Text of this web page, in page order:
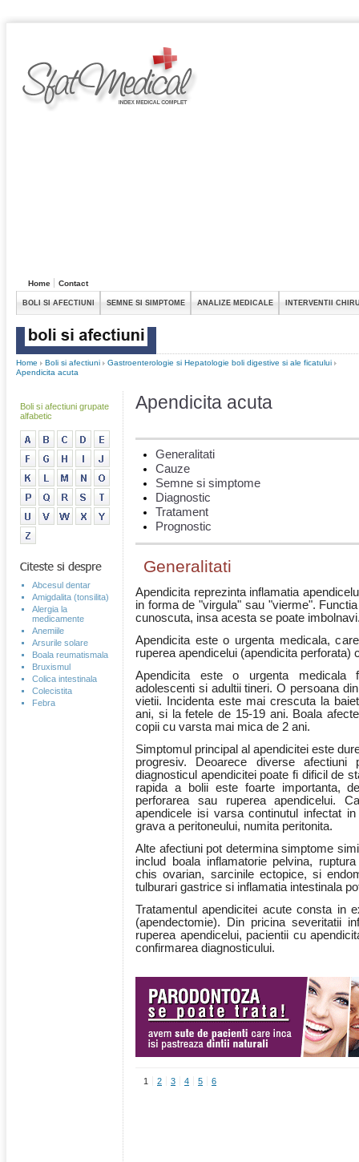
Home Contact
BOLI SI AFECTIUNI SEMNE SI SIMPTOME ANALIZE MEDICALE INTERVENTII
Home Boli si afectiuni
Gastroenterologie si Hepatologie boli digestive si ale ficatului
Apendicita acuta
Boli si afectiuni grupate
alfabetic
Abcesul dentar
Amigdalita (tonsilita)
Alergia la
medicamente
Anemiile
Arsurile solare
Boala reumatismala
Bruxismul
Colica intestinala
Colecistita
Febra
Apendicita acuta
Generalitati
Cauze
Semne si simptome
Diagnostic
Tratament
Prognostic
Generalitati
Apendicita reprezinta inflamatia
in forma de "virgula" sau "vierme".
cunoscuta, insa acesta se poate
Apendicita este o urgenta medicala,
ruperea apendicelui (apendicita perforata)
Apendicita este o urgenta medicala
adolescenti si adultii tineri. O persoana
vietii. Incidenta este mai crescuta la
ani, si la fetele de 15-19 ani. Boala
copii cu varsta mai mica de 2 ani.
Simptomul principal al apendicitei este
progresiv. Deoarece diverse afectiuni
diagnosticul apendicitei poate fi dificil de
rapida a bolii este foarte importanta,
perforarea sau ruperea apendicelui.
apendicele isi varsa continutul infectat
grava a peritoneului, numita peritonita.
Alte afectiuni pot determina simptome
includ boala inflamatorie pelvina,
chis ovarian, sarcinile ectopice, si
tulburari gastrice si inflamatia intestinala
Tratamentul apendicitei acute consta in
(apendectomie). Din pricina severitatii
ruperea apendicelui, pacientii cu
confirmarea diagnosticului.
1 2 3 4 5 6